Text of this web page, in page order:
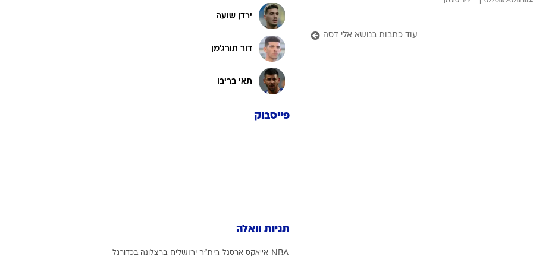
עוד כתבות בנושא אלי דסה
ירדן שועה
דור תורג'מן
תאי בריבו
פייסבוק
תגיות וואלה
NBA אייאקס ארסנל בית"ר ירושלים ברצלונה בכדורגל